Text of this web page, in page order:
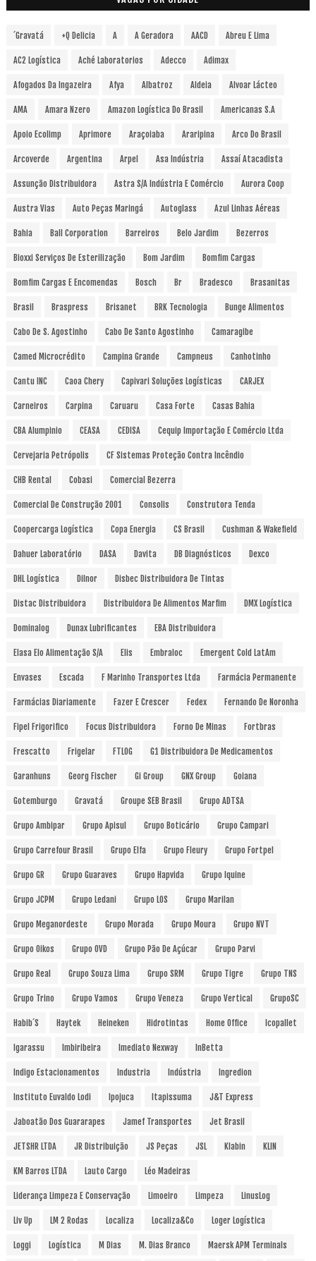
´Gravatá +Q Delicia A A Geradora AACD Abreu E Lima
AC2 Logística Aché Laboratorios Adecco Adimax
Afogados Da Ingazeira Afya Albatroz Aldeia Alvoar Lácteo
AMA Amara Nzero Amazon Logística Do Brasil Americanas S.A
Apoio Ecolimp Aprimore Araçoiaba Araripina Arco Do Brasil
Arcoverde Argentina Arpel Asa Indústria Assaí Atacadista
Assunção Distribuidora Astra S/A Indústria E Comércio Aurora Coop
Austra Vias Auto Peças Maringá Autoglass Azul Linhas Aéreas
Bahia Ball Corporation Barreiros Belo Jardim Bezerros
Bioxxi Serviços De Esterilização Bom Jardim Bomfim Cargas
Bomfim Cargas E Encomendas Bosch Br Bradesco Brasanitas
Brasil Braspress Brisanet BRK Tecnologia Bunge Alimentos
Cabo De S. Agostinho Cabo De Santo Agostinho Camaragibe
Camed Microcrédito Campina Grande Campneus Canhotinho
Cantu INC Caoa Chery Capivari Soluções Logísticas CARJEX
Carneiros Carpina Caruaru Casa Forte Casas Bahia
CBA Alumpinio CEASA CEDISA Cequip Importação E Comércio Ltda
Cervejaria Petrópolis CF Sistemas Proteção Contra Incêndio
CHB Rental Cobasi Comercial Bezerra
Comercial De Construção 2001 Consolis Construtora Tenda
Coopercarga Logística Copa Energia CS Brasil Cushman & Wakefield
Dahuer Laboratório DASA Davita DB Diagnósticos Dexco
DHL Logística Dilnor Disbec Distribuidora De Tintas
Distac Distribuidora Distribuidora De Alimentos Marfim DMX Logística
Dominalog Dunax Lubrificantes EBA Distribuidora
Elasa Elo Alimentação S/A Elis Embraloc Emergent Cold LatAm
Envases Escada F Marinho Transportes Ltda Farmácia Permanente
Farmácias Diariamente Fazer E Crescer Fedex Fernando De Noronha
Fipel Frigorifico Focus Distribuidora Forno De Minas Fortbras
Frescatto Frigelar FTLOG G1 Distribuidora De Medicamentos
Garanhuns Georg Fischer Gi Group GNX Group Goiana
Gotemburgo Gravatá Groupe SEB Brasil Grupo ADTSA
Grupo Ambipar Grupo Apisul Grupo Boticário Grupo Campari
Grupo Carrefour Brasil Grupo Elfa Grupo Fleury Grupo Fortpel
Grupo GR Grupo Guaraves Grupo Hapvida Grupo Iquine
Grupo JCPM Grupo Ledani Grupo LOS Grupo Marilan
Grupo Meganordeste Grupo Morada Grupo Moura Grupo NVT
Grupo Oikos Grupo OVD Grupo Pão De Açúcar Grupo Parvi
Grupo Real Grupo Souza Lima Grupo SRM Grupo Tigre Grupo TNS
Grupo Trino Grupo Vamos Grupo Veneza Grupo Vertical GrupoSC
Habib´s Haytek Heineken Hidrotintas Home Office Icopallet
Igarassu Imbiribeira Imediato Nexway InBetta
Indigo Estacionamentos Industria Indústria Ingredion
Instituto Euvaldo Lodi Ipojuca Itapissuma J&T Express
Jaboatão Dos Guararapes Jamef Transportes Jet Brasil
JETSHR LTDA JR Distribuição JS Peças JSL Klabin KLIN
KM Barros LTDA Lauto Cargo Léo Madeiras
Liderança Limpeza E Conservação Limoeiro Limpeza LinusLog
Liv Up LM 2 Rodas Localiza Localiza&Co Loger Logística
Loggi Logística M Dias M. Dias Branco Maersk APM Terminals